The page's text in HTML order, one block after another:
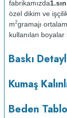
fabrikamızda
özel dikim ve
m2gramajı
kullanılan
vermez.
Kumaş
Bakım : Kısa
kurutulmaz.Orta
Baskı
Kumaş
Beden